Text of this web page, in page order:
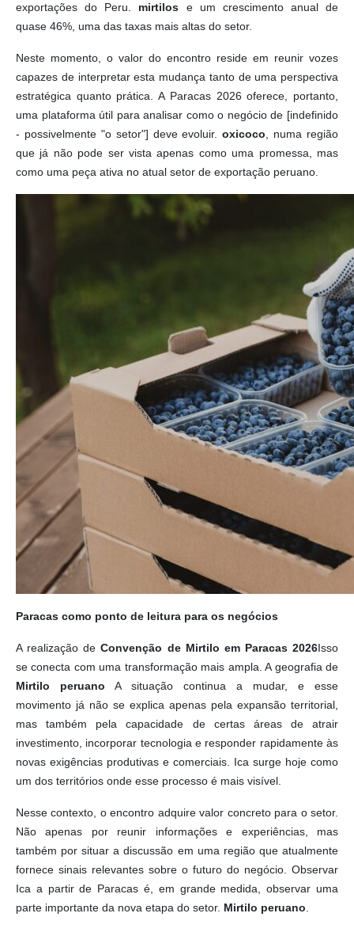
exportações do Peru. mirtilos e um crescimento anual de
quase 46%, uma das taxas mais altas do setor.
Neste momento, o valor do encontro reside em reunir vozes
capazes de interpretar esta mudança tanto de uma perspectiva
estratégica quanto prática. A Paracas 2026 oferece, portanto,
uma plataforma útil para analisar como o negócio de [indefinido
- possivelmente "o setor"] deve evoluir.oxicoco , numa região
que já não pode ser vista apenas como uma promessa, mas
como uma peça ativa no atual setor de exportação peruano.
Paracas como ponto de leitura para os negócios
A realização deConvenção de Mirtilo em Paracas 2026Isso
se conecta com uma transformação mais ampla. A geografia de
Mirtilo peruano A situação continua a mudar, e esse
movimento já não se explica apenas pela expansão territorial,
mas também pela capacidade de certas áreas de atrair
investimento, incorporar tecnologia e responder rapidamente às
novas exigências produtivas e comerciais. Ica surge hoje como
um dos territórios onde esse processo é mais visível.
Nesse contexto, o encontro adquire valor concreto para o setor.
Não apenas por reunir informações e experiências, mas
também por situar a discussão em uma região que atualmente
fornece sinais relevantes sobre o futuro do negócio. Observar
Ica a partir de Paracas é, em grande medida, observar uma
parte importante da nova etapa do setor. Mirtilo peruano